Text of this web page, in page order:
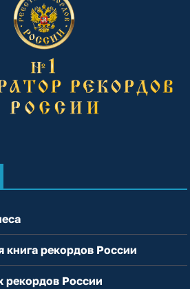
книга рекордов России
рекордов России